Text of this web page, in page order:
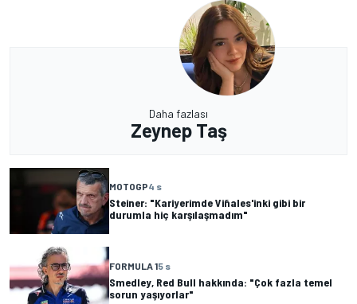
Daha fazlası
Zeynep Taş
MOTOGP4 s
Steiner: "Kariyerimde Viñales'inki gibi bir
durumla hiç karşılaşmadım"
FORMULA 15 s
Smedley, Red Bull hakkında: "Çok fazla temel
sorun yaşıyorlar"